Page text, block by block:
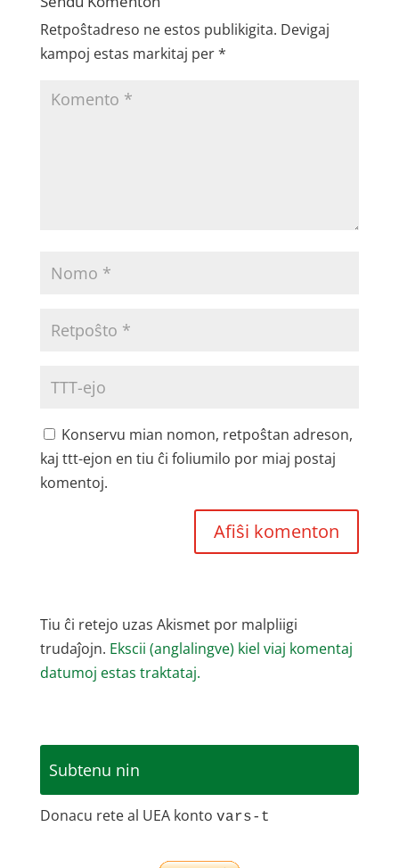
Retpoŝtadreso ne estos publikigita. Devigaj
kampoj estas markitaj per*
Konservu mian nomon, retpoŝtan adreson,
kaj ttt-ejon en tiu ĉi foliumilo por miaj postaj
komentoj.
Tiu ĉi retejo uzas Akismet por malpliigi
trudaĵojn. Ekscii (anglalingve) kiel viaj komentaj
datumoj estas traktataj.
Subtenu nin
Donacu rete al UEA konto vars-t